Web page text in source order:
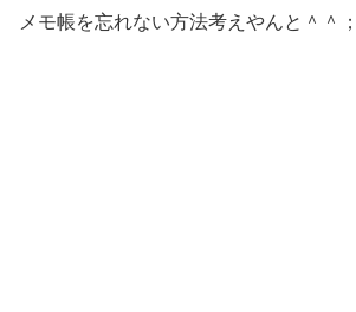
メモ帳を忘れない方法考えやんと＾＾；